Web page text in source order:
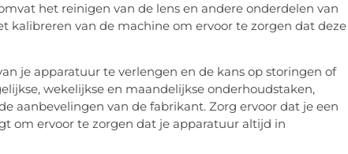
het reinigen van de lens en andere onderdelen van
kalibreren van de machine om ervoor te zorgen dat deze
je apparatuur te verlengen en de kans op storingen of
wekelijkse en maandelijkse onderhoudstaken,
aanbevelingen van de fabrikant. Zorg ervoor dat je een
om ervoor te zorgen dat je apparatuur altijd in